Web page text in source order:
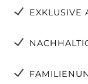
EXKLUSIVE